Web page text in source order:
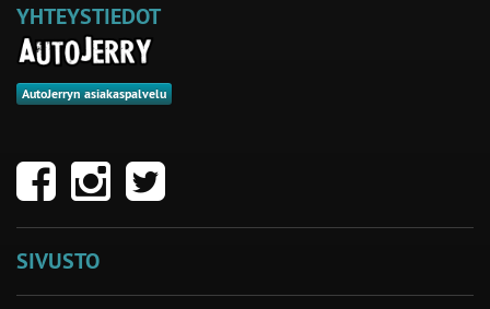
YHTEYSTIEDOT
AutoJerryn asiakaspalvelu
SIVUSTO